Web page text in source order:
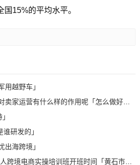
15%的平均水平。
用越野车」
运营有什么样的作用呢「怎么做好亚马逊运营」
研发的」
出海跨境」
电商实操培训班开班时间「黄石市退役安置」